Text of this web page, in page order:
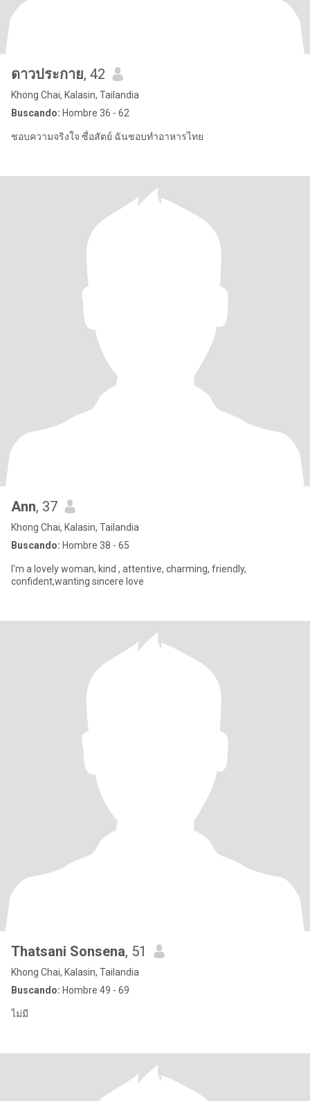
ดาวประกาย, 42
Khong Chai, Kalasin, Tailandia
Buscando: Hombre 36 - 62
ชอบความจริงใจ ซื่อสัตย์ ฉันชอบทำอาหารไทย
Ann, 37
Khong Chai, Kalasin, Tailandia
Buscando: Hombre 38 - 65
I'm a lovely woman, kind , attentive, charming, friendly,
confident,wanting sincere love
Thatsani Sonsena, 51
Khong Chai, Kalasin, Tailandia
Buscando: Hombre 49 - 69
ไม่มี